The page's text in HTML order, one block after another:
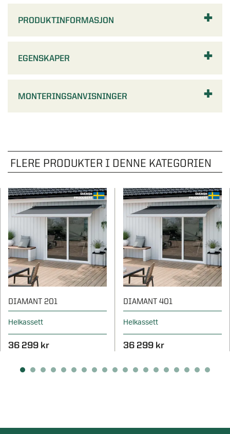
PRODUKTINFORMASJON
EGENSKAPER
MONTERINGSANVISNINGER
FLERE PRODUKTER I DENNE KATEGORIEN
DIAMANT 201
Helkassett
36 299 kr
DIAMANT 401
Helkassett
36 299 kr